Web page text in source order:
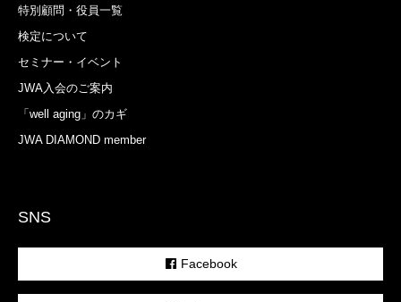
特別顧問・役員一覧
検定について
セミナー・イベント
JWA入会のご案内
「well aging」のカギ
JWA DIAMOND member
SNS
Facebook